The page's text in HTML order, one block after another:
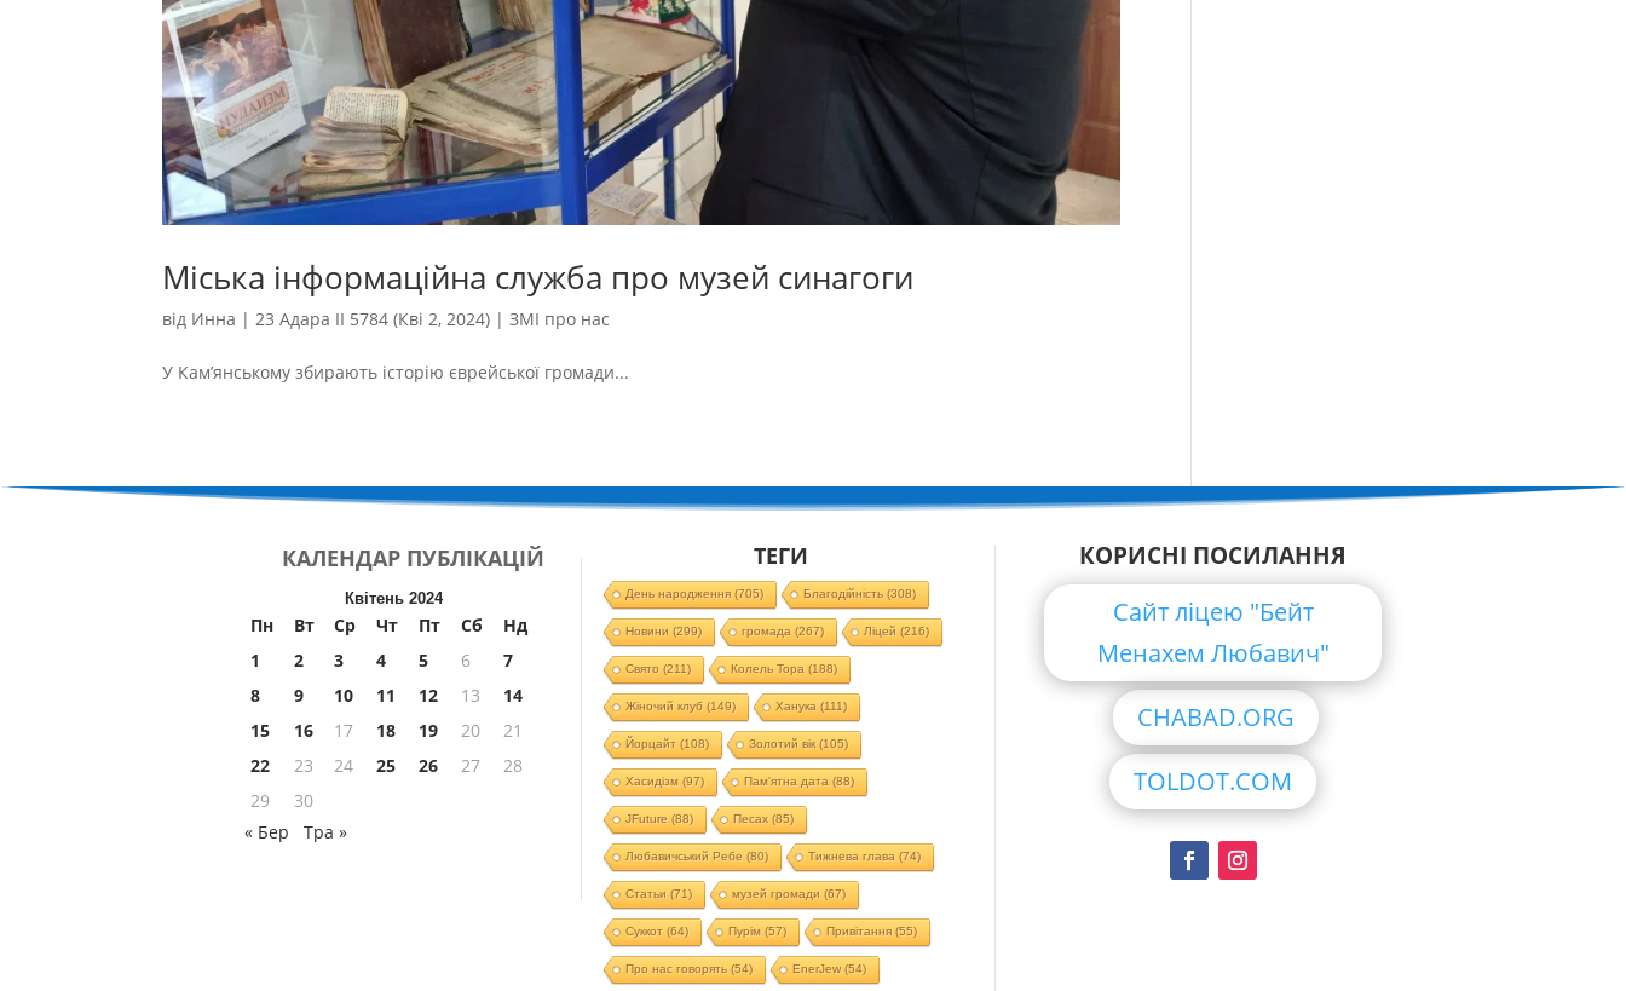
Міська інформаційна служба про музей синагоги
від Инна |23 Адара II 5784 (Кві 2, 2024) |ЗМІ про нас
У Кам’янському збирають історію єврейської громади...
КАЛЕНДАР ПУБЛІКАЦІЙ
Квітень 2024
Пн Вт Ср Чт Пт Сб
Нд
1
2 3 4 5 6
7
8
9 10 11 12 13
14
15
16 17 18 19 20
21
22
23 24 25 26 27
28
29
30
« Бер
Тра »
ТЕГИ
День народження(705) Благодійність(308)
Новини (299) громада (267) Ліцей (216)
Свято (211) Колель Тора (188)
Жіночий клуб (149) Ханука (111)
Йорцайт (108) Золотий вік(105)
Хасидізм (97) Пам'ятна дата (88)
JFuture (88) Песах(85)
Любавичський Ребе (80) Тижнева глава (74)
Статьи (71) музей громади (67)
Суккот (64) Пурім (57) Привітання(55)
Про нас говорять(54) EnerJew(54)
КОРИСНІ ПОСИЛАННЯ
Сайт ліцею "Бейт
Менахем Любавич"
CHABAD.ORG
TOLDOT.COM